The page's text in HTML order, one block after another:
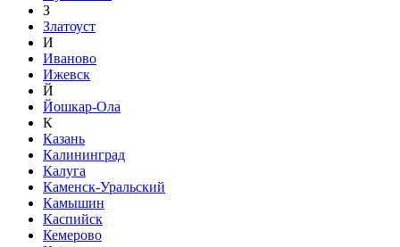
З
Златоуст
И
Иваново
Ижевск
Й
Йошкар-Ола
К
Казань
Калининград
Калуга
Каменск-Уральский
Камышин
Каспийск
Кемерово